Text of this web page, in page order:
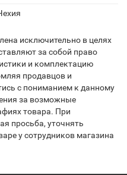
исключительно в целях
за собой право
и комплектацию
продавцов и
с пониманием к данному
за возможные
товара. При
просьба, уточнять
у сотрудников магазина